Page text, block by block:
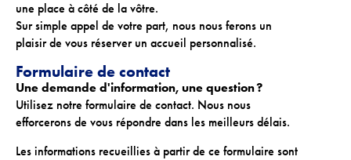
une place à côté de la vôtre.
Sur simple appel de votre part, nous nous ferons un
plaisir de vous réserver un accueil personnalisé.
Formulaire de contact
Une demande d'information, une question ?
Utilisez notre formulaire de contact. Nous nous
efforcerons de vous répondre dans les meilleurs délais.
Les informations recueillies à partir de ce formulaire sont